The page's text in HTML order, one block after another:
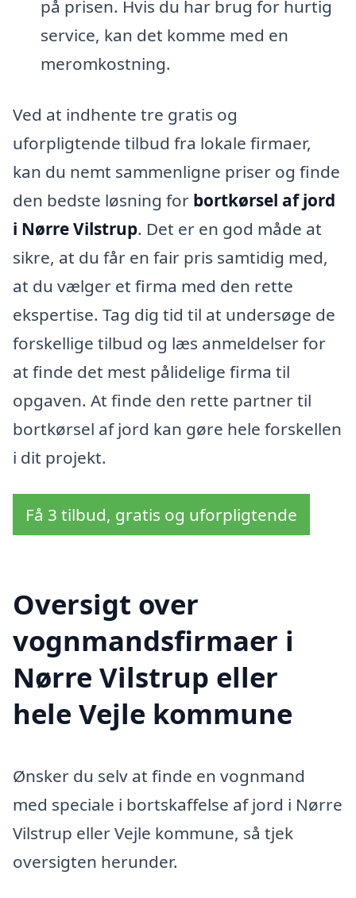
på prisen. Hvis du har brug for hurtig
service, kan det komme med en
meromkostning.
Ved at indhente tre gratis og
uforpligtende tilbud fra lokale firmaer,
kan du nemt sammenligne priser og finde
den bedste løsning for bortkørsel af jord
i Nørre Vilstrup. Det er en god måde at
sikre, at du får en fair pris samtidig med,
at du vælger et firma med den rette
ekspertise. Tag dig tid til at undersøge de
forskellige tilbud og læs anmeldelser for
at finde det mest pålidelige firma til
opgaven. At finde den rette partner til
bortkørsel af jord kan gøre hele forskellen
i dit projekt.
Få 3 tilbud, gratis og uforpligtende
Oversigt over
vognmandsfirmaer i
Nørre Vilstrup eller
hele Vejle kommune
Ønsker du selv at finde en vognmand
med speciale i bortskaffelse af jord i Nørre
Vilstrup eller Vejle kommune, så tjek
oversigten herunder.